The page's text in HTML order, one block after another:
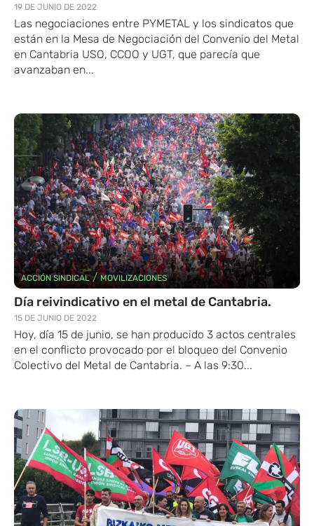
19 DE JUNIO DE 2022
Las negociaciones entre PYMETAL y los sindicatos que
están en la Mesa de Negociación del Convenio del Metal
en Cantabria USO, CCOO y UGT, que parecía que
avanzaban en...
ACCIÓN SINDICAL/MOVILIZACIONES
Día reivindicativo en el metal de Cantabria.
15 DE JUNIO DE 2022
Hoy, día 15 de junio, se han producido 3 actos centrales
en el conflicto provocado por el bloqueo del Convenio
Colectivo del Metal de Cantabria. – A las 9:30...